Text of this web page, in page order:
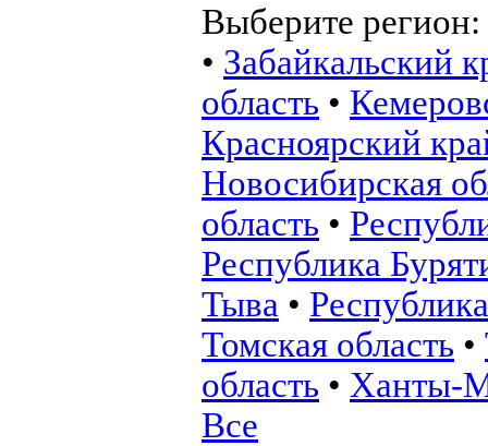
Выберите регион:
• Забайкальский
область •
Красноярский
Новосибирская
область •
Республика
Тыва •
Томская область •
область • Ханты-
Все